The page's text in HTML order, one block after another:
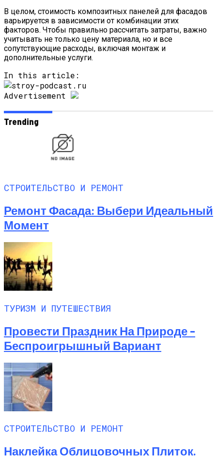
В целом, стоимость композитных панелей для фасадов
варьируется в зависимости от комбинации этих
факторов. Чтобы правильно рассчитать затраты, важно
учитывать не только цену материала, но и все
сопутствующие расходы, включая монтаж и
дополнительные услуги.
In this article:
Advertisement
Trending
СТРОИТЕЛЬСТВО И РЕМОНТ
Ремонт Фасада: Выбери Идеальный
Момент
ТУРИЗМ И ПУТЕШЕСТВИЯ
Провести Праздник На Природе –
Беспроигрышный Вариант
СТРОИТЕЛЬСТВО И РЕМОНТ
Наклейка Облицовочных Плиток.